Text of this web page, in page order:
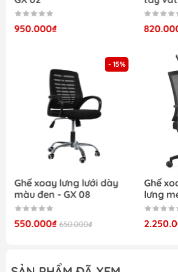
Ghế xoay tựa đầu lưới cao cấp -
Tay vịn hình chữ T thuận tiện và
950.000₫
- 15%
Ghế xoay lưng lưới dày
màu đen - GX 08
550.000₫ 650.000₫
Ghế
lưng